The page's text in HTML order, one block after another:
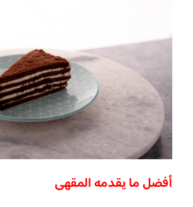
أفضل ما يقدمه المقهى